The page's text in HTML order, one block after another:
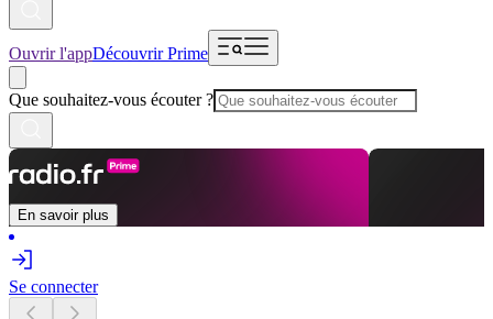
Ouvrir l'appDécouvrir Prime
Que souhaitez-vous écouter ?
En savoir plus
Se connecter